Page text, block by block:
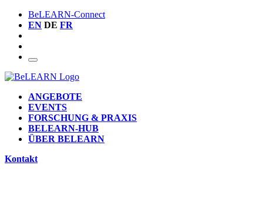
BeLEARN-Connect
EN DE FR
ANGEBOTE
EVENTS
FORSCHUNG & PRAXIS
BELEARN-HUB
ÜBER BELEARN
Kontakt